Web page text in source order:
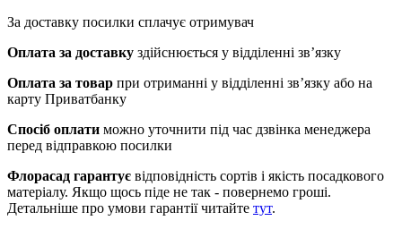
За доставку посилки сплачує отримувач
Оплата за доставку здійснюється у відділенні зв’язку
Оплата за товар при отриманні у відділенні зв’язку або на
карту Приватбанку
Спосіб оплати можно уточнити під час дзвінка менеджера
перед відправкою посилки
Флорасад гарантує відповідність сортів і якість посадкового
матеріалу. Якщо щось піде не так - повернемо гроші.
Детальніше про умови гарантії читайте тут.